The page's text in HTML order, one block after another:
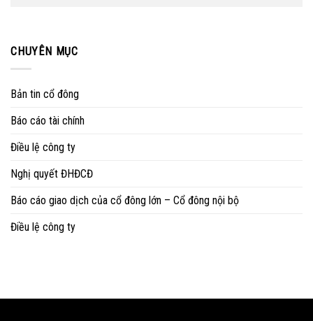
CHUYÊN MỤC
Bản tin cổ đông
Báo cáo tài chính
Điều lệ công ty
Nghị quyết ĐHĐCĐ
Báo cáo giao dịch của cổ đông lớn – Cổ đông nội bộ
Điều lệ công ty